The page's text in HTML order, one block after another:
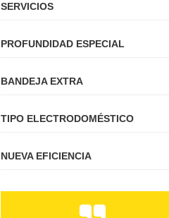
SERVICIOS
PROFUNDIDAD ESPECIAL
BANDEJA EXTRA
TIPO ELECTRODOMÉSTICO
NUEVA EFICIENCIA